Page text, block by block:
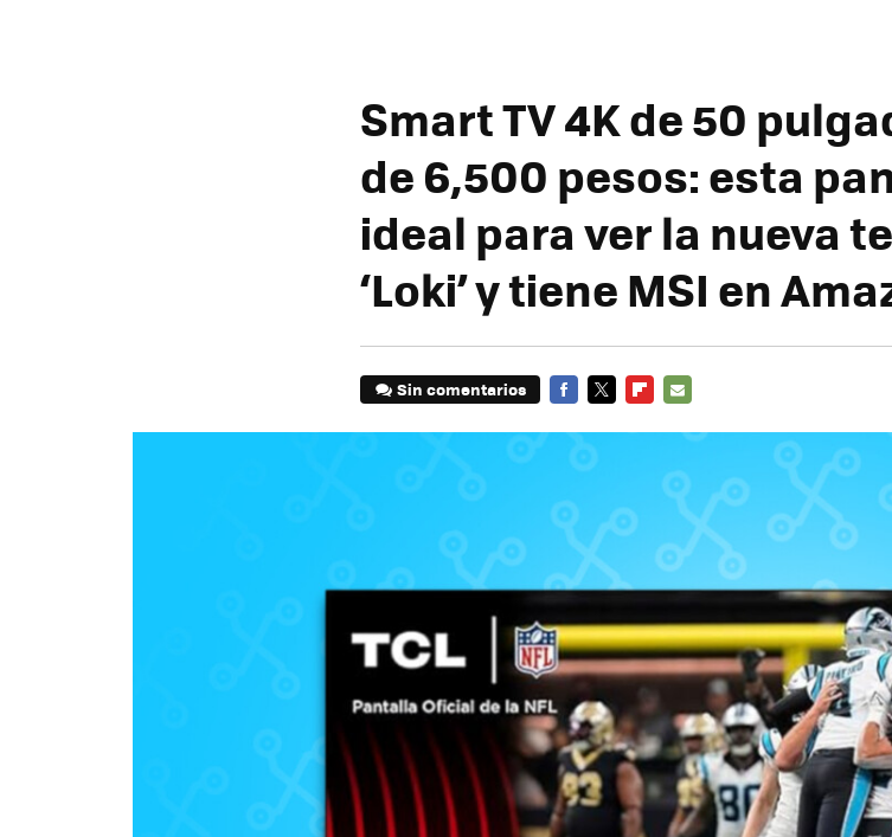
Smart TV 4K de 50
de 6,500 pesos: esta
ideal para ver la nueva
‘Loki’ y tiene MSI en
Sin comentarios
MAIL